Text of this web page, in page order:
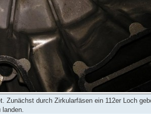
durch Zirkularfäsen ein 112er Loch